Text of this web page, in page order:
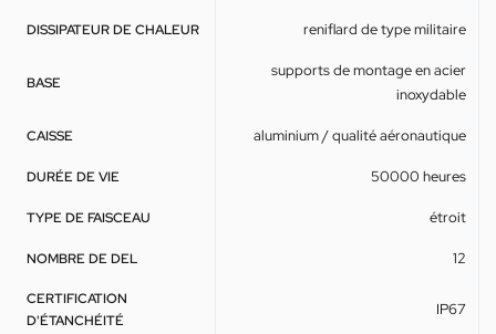
DISSIPATEUR DE CHALEUR reniflard de type militaire
BASE
supports de montage en acier
inoxydable
CAISSE aluminium / qualité aéronautique
DURÉE DE VIE 50000 heures
TYPE DE FAISCEAU étroit
NOMBRE DE DEL 12
CERTIFICATION
D'ÉTANCHÉITÉ
IP67